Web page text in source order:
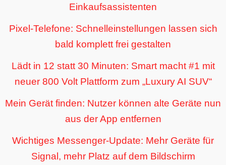
Einkaufsassistenten
Pixel-Telefone: Schnelleinstellungen lassen sich
bald komplett frei gestalten
Lädt in 12 statt 30 Minuten: Smart macht #1 mit
neuer 800 Volt Plattform zum „Luxury AI SUV“
Mein Gerät finden: Nutzer können alte Geräte nun
aus der App entfernen
Wichtiges Messenger-Update: Mehr Geräte für
Signal, mehr Platz auf dem Bildschirm